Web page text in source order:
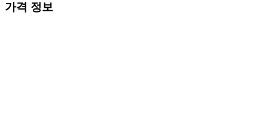
가격 정보